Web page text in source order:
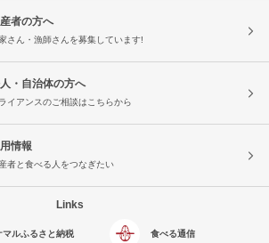
者の方へ
さん・漁師さんを募集しています!
・自治体の方へ
イアンスのご相談はこちらから
情報
者と食べる人をつなぎたい
Links
マルふるさと納税 食べる通信